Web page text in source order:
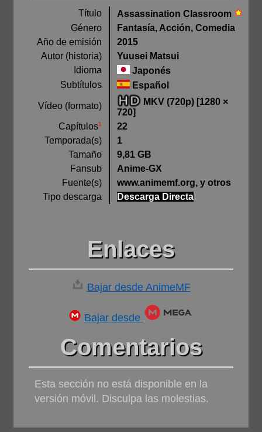
Título
Assassination Classroom
Género
Fantasía, Acción, Comedia
Año de emisión
2015
Autor (historia)
Yuusei Matsui
Idioma
Japonés
Subtítulos
Español
Vídeo (formato)
MKV (720p) [1280 ×
720]
Capítulos1
22
Temporada(s)
1
Tamaño
9,81 GB
Fansub
Anime-GX
Fuente(s)
www.animemf.org, y otros
Tipo descarga
Descarga Directa
Enlaces
Bajar desde AnimeMF
Bajar desde
Comentarios
Esta sección no está disponible en la
versión móvil. Disculpa las molestias.